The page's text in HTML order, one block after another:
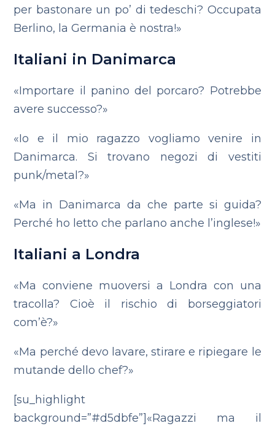
per bastonare un po’ di tedeschi? Occupata
Berlino, la Germania è nostra!»
Italiani in Danimarca
«Importare il panino del porcaro? Potrebbe
avere successo?»
«Io e il mio ragazzo vogliamo venire in
Danimarca. Si trovano negozi di vestiti
punk/metal?»
«Ma in Danimarca da che parte si guida?
Perché ho letto che parlano anche l’inglese!»
Italiani a Londra
«Ma conviene muoversi a Londra con una
tracolla? Cioè il rischio di borseggiatori
com’è?»
«Ma perché devo lavare, stirare e ripiegare le
mutande dello chef?»
[su_highlight
background=”#d5dbfe”]«Ragazzi ma il